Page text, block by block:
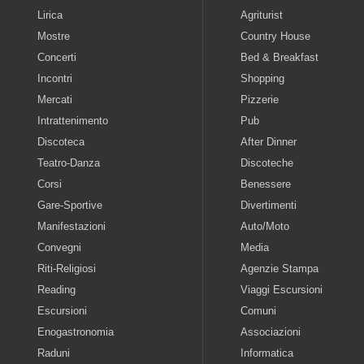
Lirica
Mostre
Concerti
Incontri
Mercati
Intrattenimento
Discoteca
Teatro-Danza
Corsi
Gare-Sportive
Manifestazioni
Convegni
Riti-Religiosi
Reading
Escursioni
Enogastronomia
Raduni
Agriturist
Country House
Bed & Breakfast
Shopping
Pizzerie
Pub
After Dinner
Discoteche
Benessere
Divertimenti
Auto/Moto
Media
Agenzie Stampa
Viaggi Escursioni
Comuni
Associazioni
Informatica